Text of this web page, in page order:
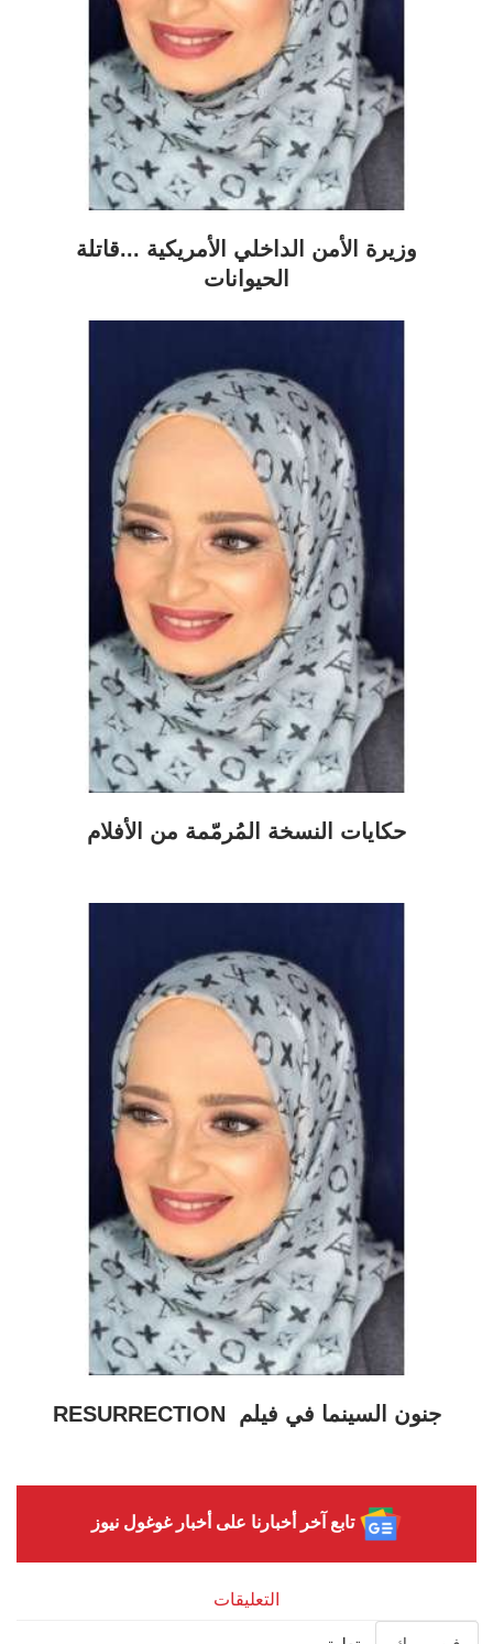
وزيرة الأمن الداخلي الأمريكية ...قاتلة
الحيوانات
حكايات النسخة المُرمّمة من الأفلام
جنون السينما في فيلم RESURRECTION
تابع آخر أخبارنا على أخبار غوغول نيوز
التعليقات